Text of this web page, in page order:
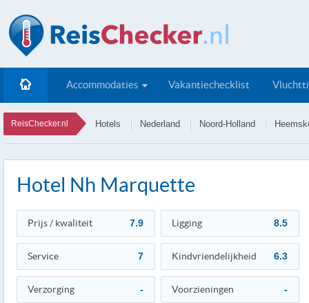
Accommodaties Vakantiechecklist
ReisChecker.nl Hotels Nederland Noord-Holland
Hotel Nh Marquette
Prijs / kwaliteit 7.9 Ligging 8.5
Service 7 Kindvriendelijkheid 6.3
Verzorging - Voorzieningen -